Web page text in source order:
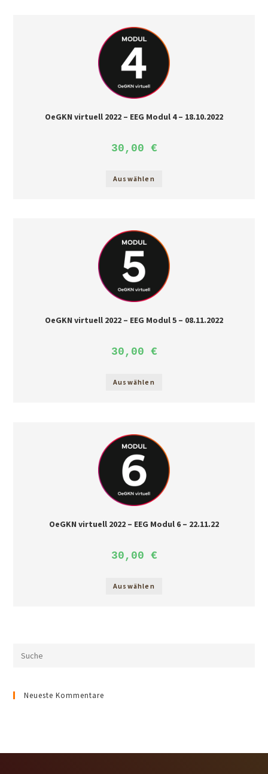
OeGKN virtuell 2022 – EEG Modul 4 – 18.10.2022
30,00 €
Auswählen
OeGKN virtuell 2022 – EEG Modul 5 – 08.11.2022
30,00 €
Auswählen
OeGKN virtuell 2022 – EEG Modul 6 – 22.11.22
30,00 €
Auswählen
this
Neueste Kommentare